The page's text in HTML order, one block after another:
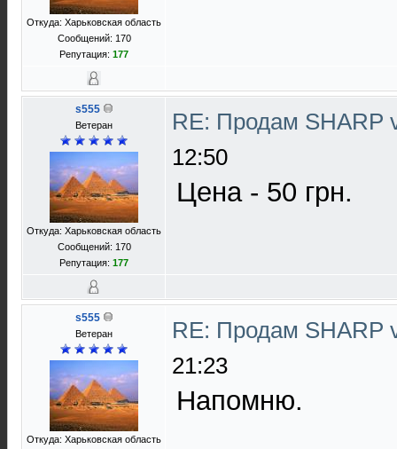
Откуда: Харьковская область
Сообщений: 170
Репутация: 177
s555
Ветеран
Откуда: Харьковская область
Сообщений: 170
Репутация: 177
RE: Продам SHARP
12:50
Цена - 50 грн.
s555
Ветеран
Откуда: Харьковская область
RE: Продам SHARP
21:23
Напомню.